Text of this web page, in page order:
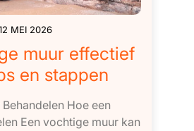
MEI 2026
muur effectief
en stappen
Hoe een
Een vochtige muur kan